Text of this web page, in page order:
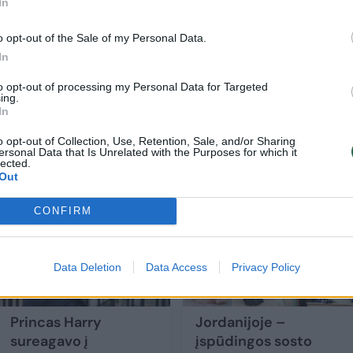
opt-out of the Sale of my Personal Data.
opt-out of processing my Personal Data for Targeted
opt-out of Collection, Use, Retention, Sale, and/or Sharing
Data that Is Unrelated with the Purposes for which it
CONFIRM
Data Deletion Data Access Privacy Policy
daugybę sveikatos problemų, o šį mėnesį
kur jai buvo atlikta angioplastikos procedūra.
Princas Harry
sureagavo į
Jordanijoje –
įspūdingos sosto